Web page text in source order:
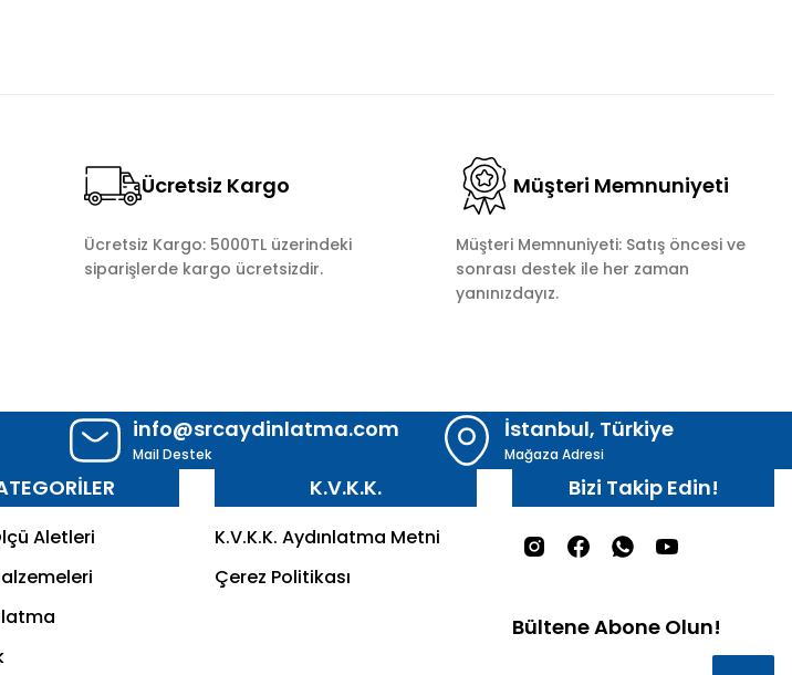
Ücretsiz Kargo
Ücretsiz Kargo: 5000TL üzerindeki
siparişlerde kargo ücretsizdir.
Müşteri Memnuniyeti
Müşteri Memnuniyeti: Satış öncesi ve
sonrası destek ile her zaman
yanınızdayız.
info@srcaydinlatma.com
Mail Destek
İstanbul, Türkiye
Mağaza Adresi
Aletleri
K.V.K.K.
K.V.K.K. Aydınlatma Metni
Çerez Politikası
Bizi Takip Edin!
Bültene Abone Olun!